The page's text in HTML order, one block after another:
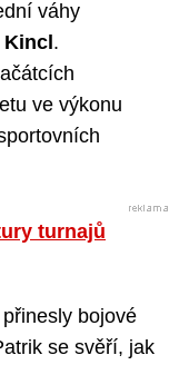
váhy
Kincl.
ve výkonu
turnajů
bojové
se svěří, jak